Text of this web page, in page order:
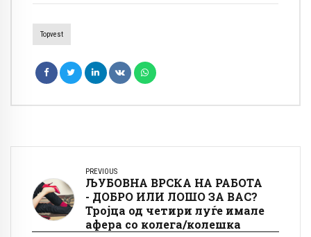
Topvest
PREVIOUS
ЉУБОВНА ВРСКА НА РАБОТА
- ДОБРО ИЛИ ЛОШО ЗА ВАС?
Тројца од четири луѓе имале
афера со колега/колешка